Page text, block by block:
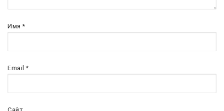
Имя*
Email*